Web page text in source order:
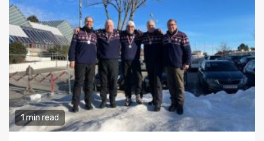
1 min read